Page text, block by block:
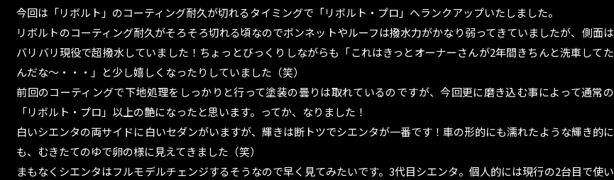
今回は「リボルト」のコーティング耐久が切れるタイミングで「リボルト・プロ」へランクアップいたしました。
リボルトのコーティング耐久がそろそろ切れる頃なのでボンネットやルーフは撥水力がかなり弱ってきていましたが、側面は
バリバリ現役で超撥水していました！ちょっとびっくりしながらも「これはきっとオーナーさんが2年間きちんと洗車してた
んだな～・・・」と少し嬉しくなったりしていました（笑）
前回のコーティングで下地処理をしっかりと行って塗装の曇りは取れているのですが、今回更に磨き込む事によって通常の
「リボルト・プロ」以上の艶になったと思います。ってか、なりました！
白いシエンタの両サイドに白いセダンがいますが、輝きは断トツでシエンタが一番です！車の形的にも濡れたような輝き的に
も、むきたてのゆで卵の様に見えてきました（笑）
まもなくシエンタはフルモデルチェンジするそうなので早く見てみたいです。3代目シエンタ。個人的には現行の2台目で使い